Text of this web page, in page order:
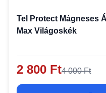
Tel Protect Mágneses
Max Világoskék
2 800 Ft4 000 Ft